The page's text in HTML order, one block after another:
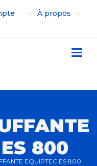
• À propos
•
800
EQUIPTEC ES 800